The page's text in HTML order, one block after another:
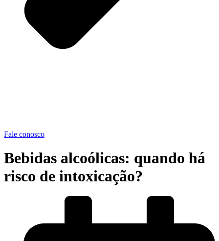
Fale conosco
Bebidas alcoólicas: quando há
risco de intoxicação?